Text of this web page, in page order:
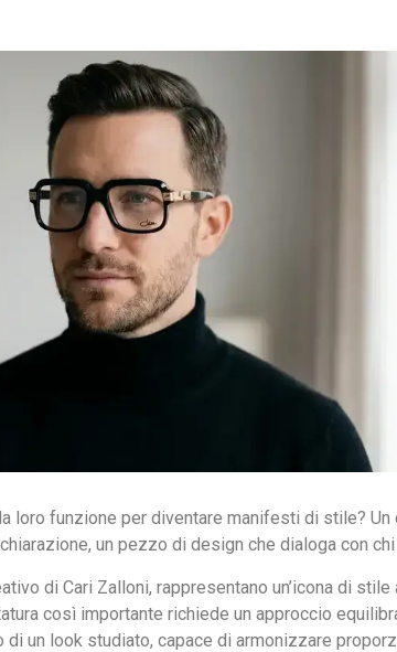
loro funzione per diventare manifesti di stile? Un
un pezzo di design che dialoga con
di Cari Zalloni, rappresentano un’icona di stile
così importante richiede un approccio
di un look studiato, capace di armonizzare